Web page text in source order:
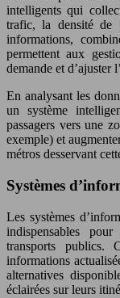
intelligents qui
trafic, la densité de
informations,
permettent aux
demande et d’ajuster
En analysant les
un système
passagers vers une
exemple) et
métros desservant
Systèmes
Les systèmes
indispensables
transports publics.
informations
alternatives
éclairées sur leurs